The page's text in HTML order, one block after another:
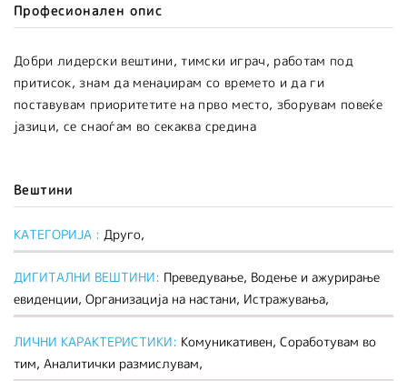
Професионален опис
Добри лидерски вештини, тимски играч, работам под
притисок, знам да менаџирам со времето и да ги
поставувам приоритетите на прво место, зборувам повеќе
јазици, се снаоѓам во секаква средина
Вештини
КАТЕГОРИЈА : Друго,
ДИГИТАЛНИ ВЕШТИНИ: Преведување, Водење и ажурирање
евиденции, Организација на настани, Истражувања,
ЛИЧНИ КАРАКТЕРИСТИКИ: Комуникативен, Соработувам во
тим, Аналитички размислувам,